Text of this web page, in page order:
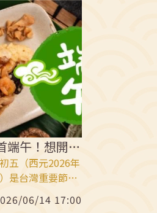
熱
熟知的「立蛋」與「收集午
時水」，只要在正確的時間
與步驟下進行，就站穩一整
年好運勢！
毒月之首端午！想開運把握全年陽氣最旺日
五（西元2026年
是台灣重要節日
節」，許多人會
說一聲「端午節快
06/14 17:00